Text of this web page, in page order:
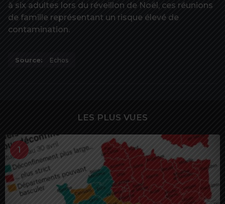
à six adultes lors du réveillon de Noël, ces réunions
de famille représentant un risque élevé de
contamination.
Source: Echos
LES PLUS VUES
1